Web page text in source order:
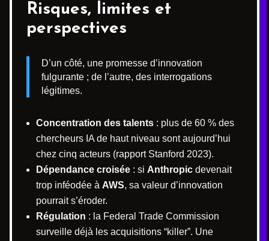
Risques, limites et
perspectives
D’un côté, une promesse d’innovation
fulgurante ; de l’autre, des interrogations
légitimes.
Concentration des talents : plus de 60 % des
chercheurs IA de haut niveau sont aujourd’hui
chez cinq acteurs (rapport Stanford 2023).
Dépendance croisée : si Anthropic devenait
trop inféodée à AWS, sa valeur d’innovation
pourrait s’éroder.
Régulation : la Federal Trade Commission
surveille déjà les acquisitions “killer”. Une